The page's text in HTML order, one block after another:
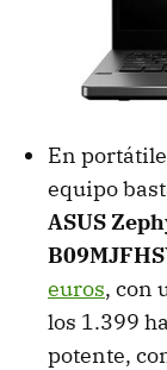
En
equipo
ASUS
euros, con
los 1.399
potente,